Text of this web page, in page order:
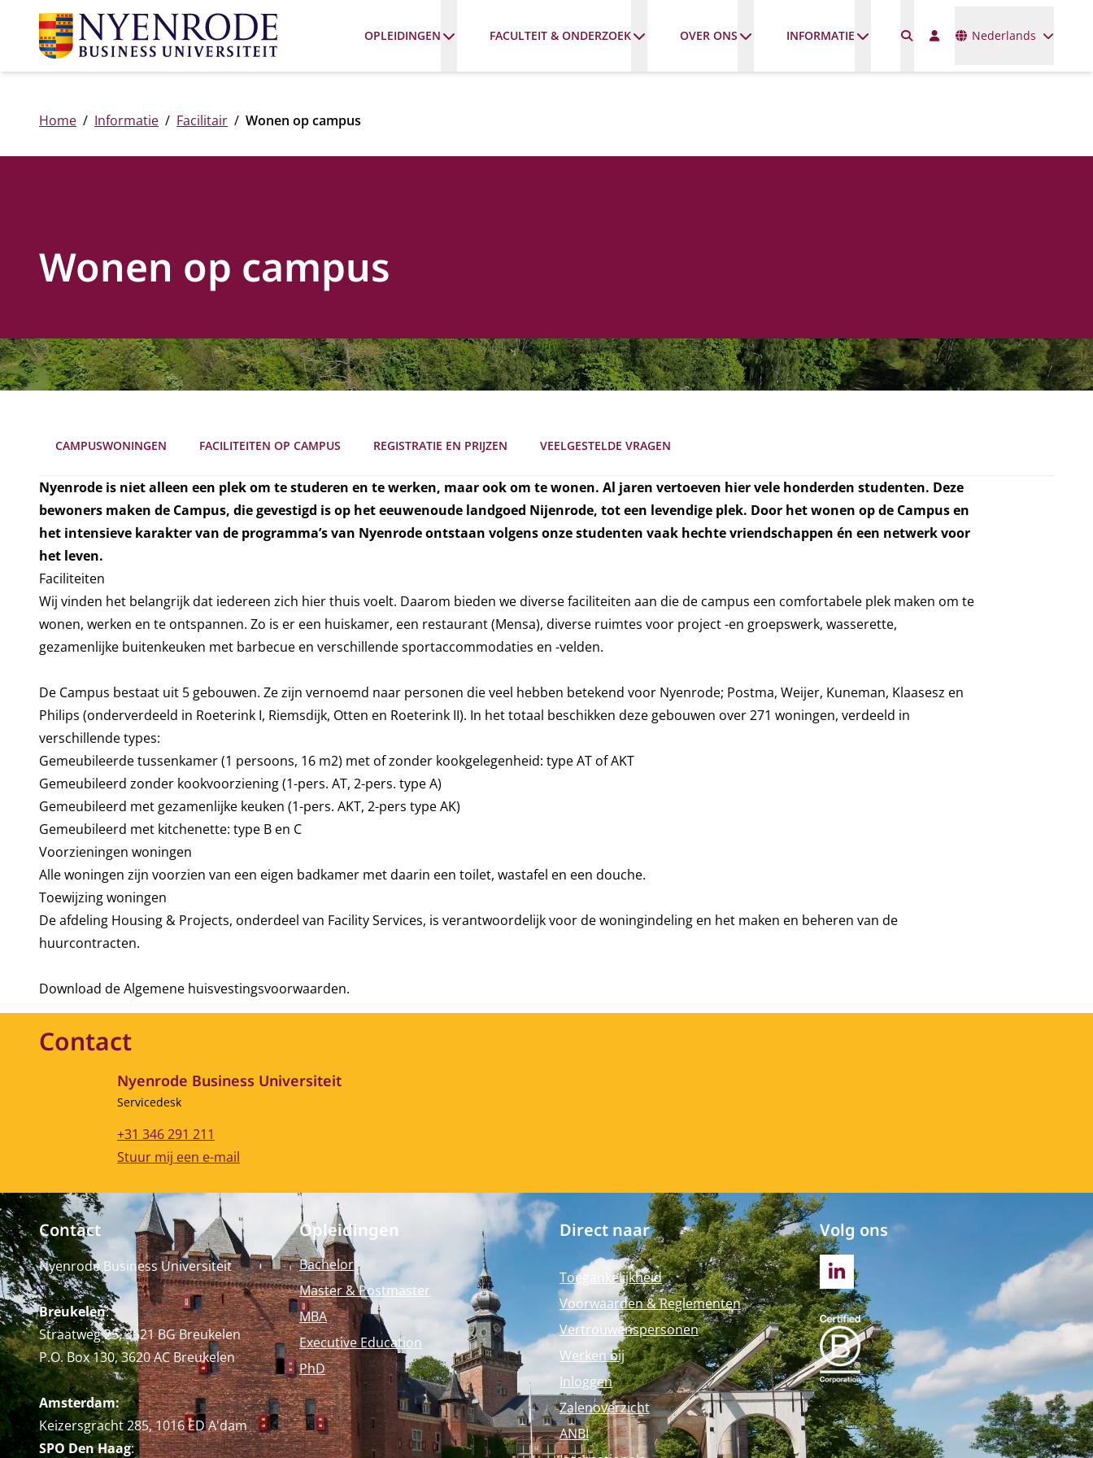
OPLEIDINGEN FACULTEIT & ONDERZOEK OVER ONS INFORMATIE Nederlands
Home Informatie Facilitair Wonen op campus
Wonen op campus
CAMPUSWONINGEN FACILITEITEN OP CAMPUS REGISTRATIE EN PRIJZEN VEELGESTELDE VRAGEN
Nyenrode is niet alleen een plek om te studeren en te werken, maar ook om te wonen. Al jaren vertoeven hier vele honderden studenten. Deze
bewoners maken de Campus, die gevestigd is op het eeuwenoude landgoed Nijenrode, tot een levendige plek. Door het wonen op de Campus en
het intensieve karakter van de programma’s van Nyenrode ontstaan volgens onze studenten vaak hechte vriendschappen én een netwerk voor
het leven.
Faciliteiten
Wij vinden het belangrijk dat iedereen zich hier thuis voelt. Daarom bieden we diverse faciliteiten aan die de campus een comfortabele plek maken om te
wonen, werken en te ontspannen. Zo is er een huiskamer, een restaurant (Mensa), diverse ruimtes voor project -en groepswerk, wasserette,
gezamenlijke buitenkeuken met barbecue en verschillende sportaccommodaties en -velden.
De Campus bestaat uit 5 gebouwen. Ze zijn vernoemd naar personen die veel hebben betekend voor Nyenrode; Postma, Weijer, Kuneman, Klaasesz en
Philips (onderverdeeld in Roeterink I, Riemsdijk, Otten en Roeterink II). In het totaal beschikken deze gebouwen over 271 woningen, verdeeld in
verschillende types:
Gemeubileerde tussenkamer (1 persoons, 16 m2) met of zonder kookgelegenheid: type AT of AKT
Gemeubileerd zonder kookvoorziening (1-pers. AT, 2-pers. type A)
Gemeubileerd met gezamenlijke keuken (1-pers. AKT, 2-pers type AK)
Gemeubileerd met kitchenette: type B en C
Voorzieningen woningen
Alle woningen zijn voorzien van een eigen badkamer met daarin een toilet, wastafel en een douche.
Toewijzing woningen
De afdeling Housing & Projects, onderdeel van Facility Services, is verantwoordelijk voor de woningindeling en het maken en beheren van de
huurcontracten.
Download de Algemene huisvestingsvoorwaarden.
Contact
Nyenrode Business Universiteit
Functietitel
Servicedesk
Telefoonnummer
+31 346 291 211
E-mailadres
Stuur mij een e-mail
Contact
Nyenrode Business Universiteit
Breukelen:
Straatweg 25, 3621 BG Breukelen
P.O. Box 130, 3620 AC Breukelen
Amsterdam:
Keizersgracht 285, 1016 ED A'dam
SPO Den Haag:
Opleidingen
Bachelor
Master & Postmaster
MBA
Executive Education
PhD
Direct naar
Toegankelijkheid
Voorwaarden & Reglementen
Vertrouwenspersonen
Werken bij
Inloggen
Zalenoverzicht
ANBI
Volg ons
LINKEDIN